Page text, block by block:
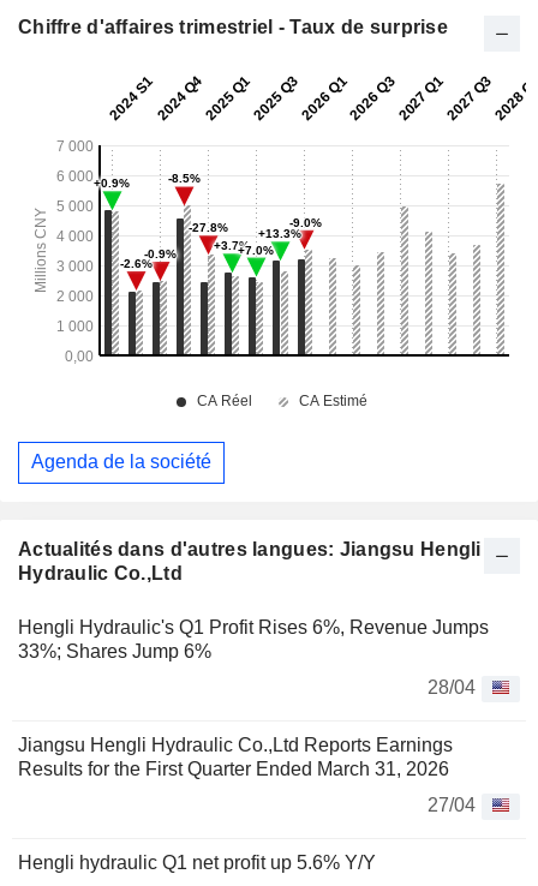
Actualités dans d'autres langues: Jiangsu Hengli
Hydraulic Co.,Ltd
Hengli Hydraulic's Q1 Profit Rises 6%, Revenue Jumps
33%; Shares Jump 6%
28/04
Jiangsu Hengli Hydraulic Co.,Ltd Reports Earnings
Results for the First Quarter Ended March 31, 2026
27/04
Hengli hydraulic Q1 net profit up 5.6% Y/Y
Chiffre d'affaires trimestriel - Taux de surprise
Agenda de la société